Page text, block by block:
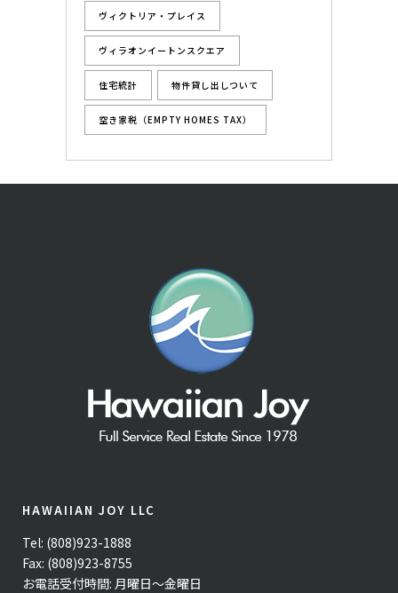
ヴィクトリア・プレイス
ヴィラオンイートンスクエア
住宅統計 物件貸し出しついて
空き家税（EMPTY HOMES TAX）
HAWAIIAN JOY LLC
Tel: (808)923-1888
Fax: (808)923-8755
お電話受付時間: 月曜日〜金曜日